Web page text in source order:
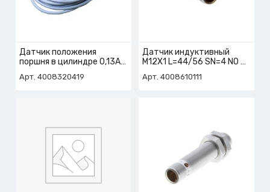
Датчик положения
поршня в цилиндре 0,13A
арт. 4-008-32-0419
Арт. 4008320419
Датчик индуктивный
M12X1 L=44/56 SN=4 NO
Арт. 4008610111